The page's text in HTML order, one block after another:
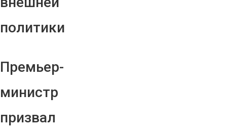
политики
Премьер-
министр
призвал